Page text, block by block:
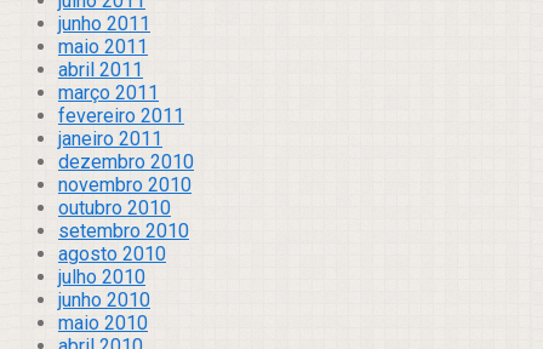
junho 2011
maio 2011
abril 2011
março 2011
fevereiro 2011
janeiro 2011
dezembro 2010
novembro 2010
outubro 2010
setembro 2010
agosto 2010
julho 2010
junho 2010
maio 2010